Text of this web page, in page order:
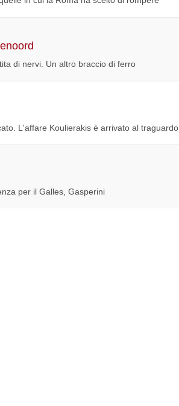
di nervi. Un altro braccio di ferro
L'affare Koulierakis è arrivato al traguardo
per il Galles, Gasperini